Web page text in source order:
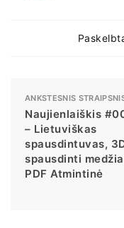
ANKSTESNIS
Naujienlaiškis
– Lietuviškas
spausdintuvas,
spausdinti
PDF Atmintinė